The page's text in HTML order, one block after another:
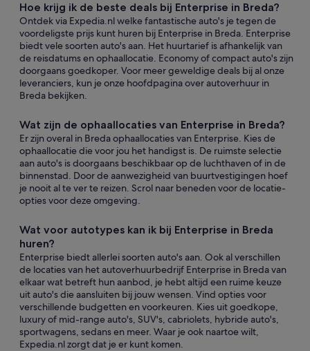
Hoe krijg ik de beste deals bij Enterprise in Breda?
Ontdek via Expedia.nl welke fantastische auto's je tegen de
voordeligste prijs kunt huren bij Enterprise in Breda. Enterprise
biedt vele soorten auto's aan. Het huurtarief is afhankelijk van
de reisdatums en ophaallocatie. Economy of compact auto's zijn
doorgaans goedkoper. Voor meer geweldige deals bij al onze
leveranciers, kun je onze hoofdpagina over autoverhuur in
Breda bekijken.
Wat zijn de ophaallocaties van Enterprise in Breda?
Er zijn overal in Breda ophaallocaties van Enterprise. Kies de
ophaallocatie die voor jou het handigst is. De ruimste selectie
aan auto's is doorgaans beschikbaar op de luchthaven of in de
binnenstad. Door de aanwezigheid van buurtvestigingen hoef
je nooit al te ver te reizen. Scrol naar beneden voor de locatie-
opties voor deze omgeving.
Wat voor autotypes kan ik bij Enterprise in Breda
huren?
Enterprise biedt allerlei soorten auto's aan. Ook al verschillen
de locaties van het autoverhuurbedrijf Enterprise in Breda van
elkaar wat betreft hun aanbod, je hebt altijd een ruime keuze
uit auto's die aansluiten bij jouw wensen. Vind opties voor
verschillende budgetten en voorkeuren. Kies uit goedkope,
luxury of mid-range auto's, SUV's, cabriolets, hybride auto's,
sportwagens, sedans en meer. Waar je ook naartoe wilt,
Expedia.nl zorgt dat je er kunt komen.